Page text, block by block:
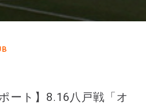
ート】8.16八戸戦「オ